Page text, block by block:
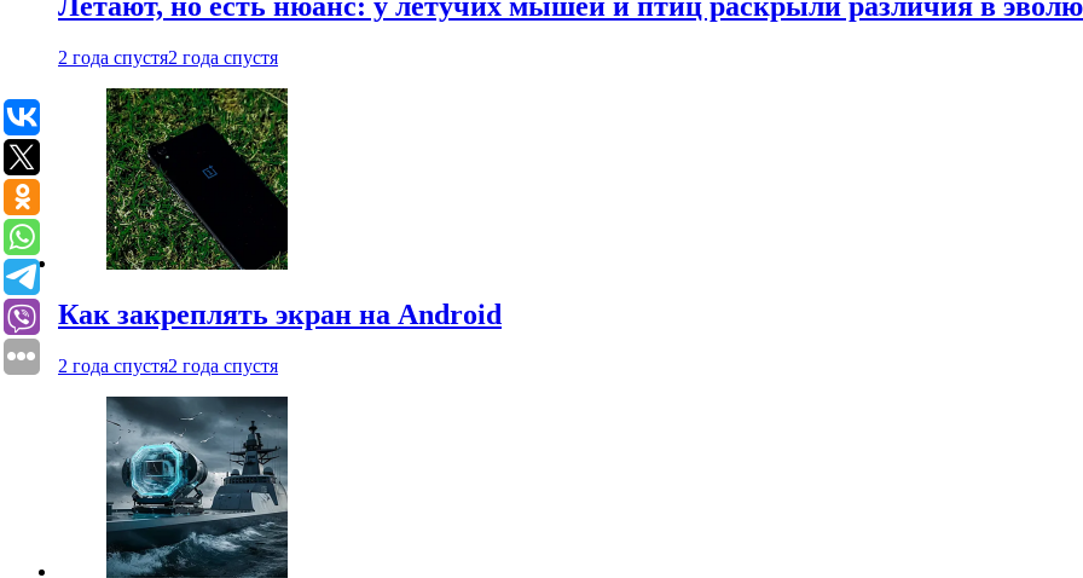
2 года спустя2 года спустя
Как закреплять экран на Android
2 года спустя2 года спустя